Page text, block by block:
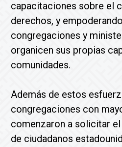
capacitaciones sobre el
derechos, y
congregaciones y
organicen sus propias
comunidades.
Además de estos
congregaciones con
comenzaron a solicitar
de ciudadanos